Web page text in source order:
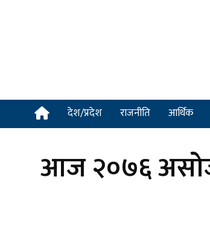
देश/प्रदेश राजनीति आर्थिक
आज २०७६